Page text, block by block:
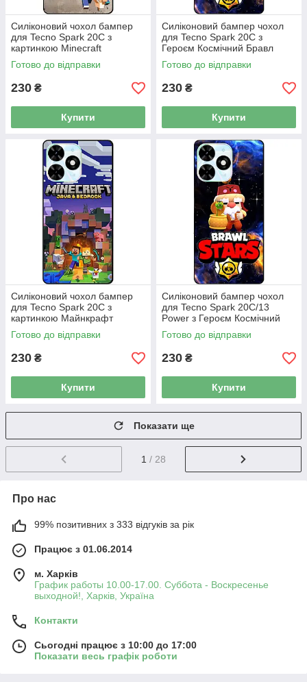
Силіконовий чохол бампер
для Tecno Spark 20C з
картинкою Minecraft
Майнкрафт
Готово до відправки
230 ₴
Купити
Силіконовий бампер чохол
для Tecno Spark 20C з
Героєм Космічний Бравл
Гриф
Готово до відправки
230 ₴
Купити
Силіконовий чохол бампер
для Tecno Spark 20C з
картинкою Майнкрафт
Minecraft
Готово до відправки
230 ₴
Купити
Силіконовий бампер чохол
для Tecno Spark 20C/13
Power з Героєм Космічний
Бравл Гейл
Готово до відправки
230 ₴
Купити
Показати ще
1 / 28
Про нас
99% позитивних з 333 відгуків за рік
Працює з 01.06.2014
м. Харків
График работы 10.00-17.00. Суббота - Воскресенье
выходной!, Харків, Україна
Контакти
Сьогодні працює з 10:00 до 17:00
Показати весь графік роботи